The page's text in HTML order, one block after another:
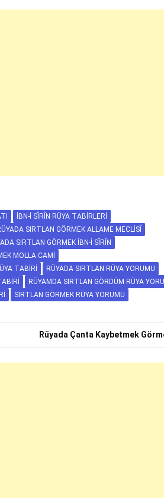
İBN-I SÎRÎN RÜYA TABIRLERI
SIRTLAN GÖRMEK ALLAME MECLISÎ
SIRTLAN GÖRMEK İBN-I SÎRÎN
MOLLA CAMI
TABIRI
RÜYADA SIRTLAN RÜYA YORUMU
RÜYAMDA SIRTLAN GÖRDÜM RÜYA
SIRTLAN GÖRMEK RÜYA YORUMU
Rüyada Çanta Kaybetmek